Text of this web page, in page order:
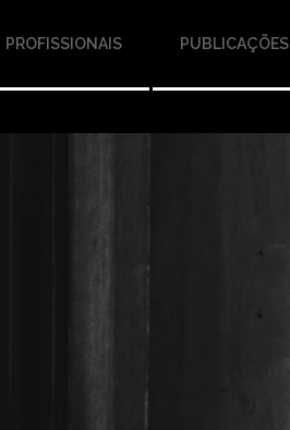
PROFISSIONAIS PUBLICAÇÕES